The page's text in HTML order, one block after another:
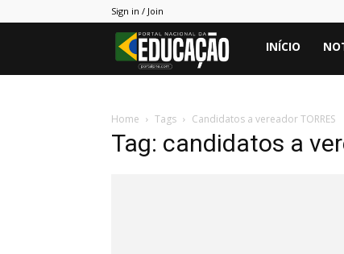
Sign in / Join
Portal
INÍCIO
Home Tags Candidatos a vereador TORRES
Tag: candidatos a